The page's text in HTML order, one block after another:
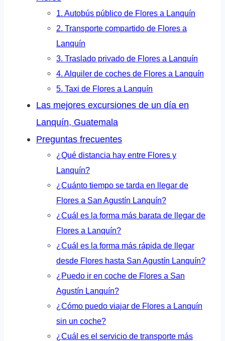
1. Autobús público de Flores a Lanquín
2. Transporte compartido de Flores a
Lanquín
3. Traslado privado de Flores a Lanquín
4. Alquiler de coches de Flores a Lanquín
5. Taxi de Flores a Lanquín
Las mejores excursiones de un día en
Lanquín, Guatemala
Preguntas frecuentes
¿Qué distancia hay entre Flores y
Lanquín?
¿Cuánto tiempo se tarda en llegar de
Flores a San Agustín Lanquín?
¿Cuál es la forma más barata de llegar de
Flores a Lanquín?
¿Cuál es la forma más rápida de llegar
desde Flores hasta San Agustín Lanquín?
¿Puedo ir en coche de Flores a San
Agustín Lanquín?
¿Cómo puedo viajar de Flores a Lanquín
sin un coche?
¿Cuál es el servicio de transporte más